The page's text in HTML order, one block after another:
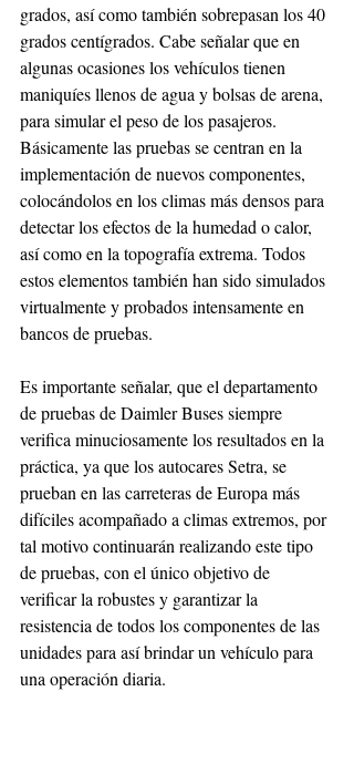
grados, así como también sobrepasan los 40
grados centígrados. Cabe señalar que en
algunas ocasiones los vehículos tienen
maniquíes llenos de agua y bolsas de arena,
para simular el peso de los pasajeros.
Básicamente las pruebas se centran en la
implementación de nuevos componentes,
colocándolos en los climas más densos para
detectar los efectos de la humedad o calor,
así como en la topografía extrema. Todos
estos elementos también han sido simulados
virtualmente y probados intensamente en
bancos de pruebas.
Es importante señalar, que el departamento
de pruebas de Daimler Buses siempre
verifica minuciosamente los resultados en la
práctica, ya que los autocares Setra, se
prueban en las carreteras de Europa más
difíciles acompañado a climas extremos, por
tal motivo continuarán realizando este tipo
de pruebas, con el único objetivo de
verificar la robustes y garantizar la
resistencia de todos los componentes de las
unidades para así brindar un vehículo para
una operación diaria.